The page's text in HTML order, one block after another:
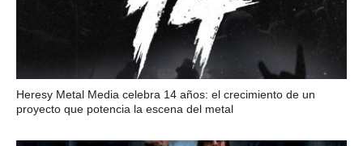
Heresy Metal Media celebra 14 años: el crecimiento de un
proyecto que potencia la escena del metal